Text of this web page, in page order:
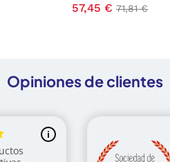
Precio
57,45 € Precio base
71,81 €
Opiniones de clientes